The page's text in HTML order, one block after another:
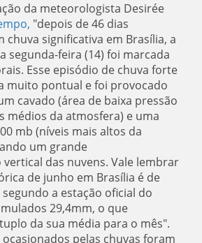
da meteorologista Desirée
"depois de 46 dias
chuva significativa em Brasília, a
segunda-feira (14) foi marcada
Esse episódio de chuva forte
muito pontual e foi provocado
cavado (área de baixa pressão
médios da atmosfera) e uma
mb (níveis mais altos da
um grande
das nuvens. Vale lembrar
de junho em Brasília é de
a estação oficial do
29,4mm, o que
da sua média para o mês".
pelas chuvas foram